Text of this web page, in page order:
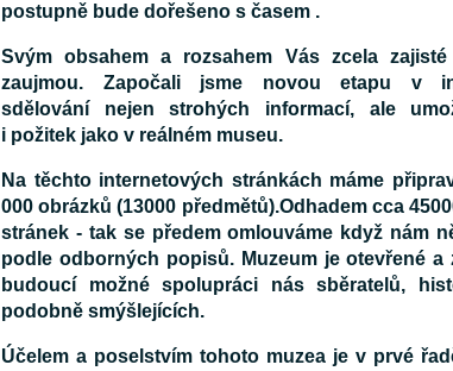
postupně bude dořešeno s časem .
Svým obsahem a rozsahem Vás zcela
zaujmou. Započali jsme novou etapu v
sdělování nejen strohých informací, ale
i požitek jako v reálném museu.
Na těchto internetových stránkách máme
000 obrázků (13000 předmětů).Odhadem cca
stránek - tak se předem omlouváme když nám
podle odborných popisů. Muzeum je otevřené a
budoucí možné spolupráci nás sběratelů,
podobně smýšlejících.
Účelem a poselstvím tohoto muzea je v prvé